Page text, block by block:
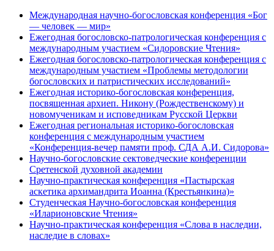
Международная научно-богословская конференция «Бог
— человек — мир»
Ежегодная богословско-патрологическая конференция с
международным участием «Сидоровские Чтения»
Ежегодная богословско-патрологическая конференция с
международным участием «Проблемы методологии
богословских и патристических исследований»
Ежегодная историко-богословская конференция,
посвященная архиеп. Никону (Рождественскому) и
новомученикам и исповедникам Русской Церкви
Ежегодная региональная историко-богословская
конференция с международным участием
«Конференция-вечер памяти проф. СДА А.И. Сидорова»
Научно-богословские сектоведческие конференции
Сретенской духовной академии
Научно-практическая конференция «Пастырская
аскетика архимандрита Иоанна (Крестьянкина)»
Студенческая Научно-богословская конференция
«Иларионовские Чтения»
Научно-практическая конференция «Cлова в наследии,
наследие в словах»